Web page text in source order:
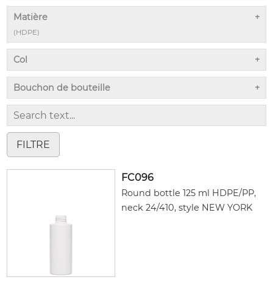
Matière
(HDPE)
Col
Bouchon de bouteille
FC096
Round bottle 125 ml HDPE/PP,
neck 24/410, style NEW YORK